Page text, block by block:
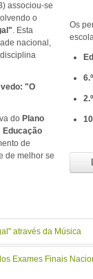
associou-se
o
. Esta
nacional,
"O
do Plano
Educação
de
de melhor se
Os
através da Música
Exames Finais